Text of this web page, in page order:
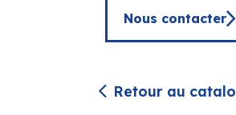
Nous contacter
Retour au